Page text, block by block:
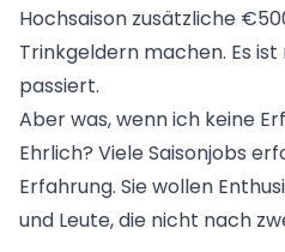
Hochsaison zusätzliche
Trinkgeldern machen. Es
passiert.
Aber was, wenn ich keine
Ehrlich? Viele Saisonjobs
Erfahrung. Sie wollen
und Leute, die nicht nach